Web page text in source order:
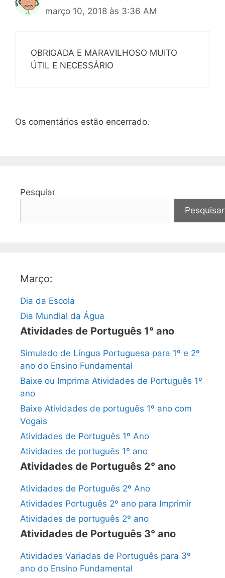
março 10, 2018 às 3:36 AM
OBRIGADA E MARAVILHOSO MUITO
ÚTIL E NECESSÁRIO
Os comentários estão encerrado.
Pesquiar
Pesquisar
Março:
Dia da Escola
Dia Mundial da Água
Atividades de Português 1° ano
Simulado de Língua Portuguesa para 1º e 2º
ano do Ensino Fundamental
Baixe ou Imprima Atividades de Português 1º
ano
Baixe Atividades de português 1º ano com
Vogais
Atividades de Português 1º Ano
Atividades de português 1º ano
Atividades de Português 2° ano
Atividades de Português 2º Ano
Atividades Português 2º ano para Imprimir
Atividades de português 2º ano
Atividades de Português 3° ano
Atividades Variadas de Português para 3º
ano do Ensino Fundamental